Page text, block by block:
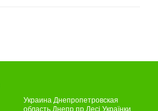
Украина Днепропетровская
область Днепр пр.Лесі Українки